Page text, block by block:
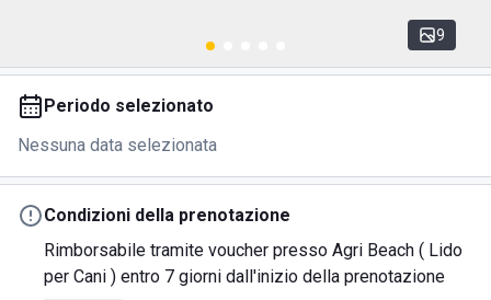
9
Periodo selezionato
Nessuna data selezionata
Condizioni della prenotazione
Rimborsabile tramite voucher presso Agri Beach ( Lido
per Cani ) entro 7 giorni dall'inizio della prenotazione